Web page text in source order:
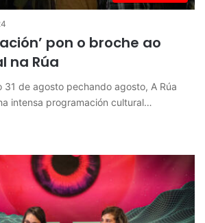
pon o broche ao
na Rúa
31 de agosto pechando agosto, A Rúa
intensa programación cultural…